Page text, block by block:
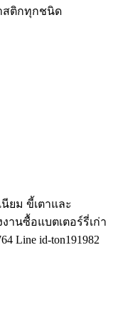
สติกทุกชนิด
ยม ขี้เตาและ
านซื้อแบตเตอร์รี่เก่า
Line id-ton191982